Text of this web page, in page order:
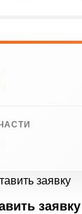
заявку
заявку